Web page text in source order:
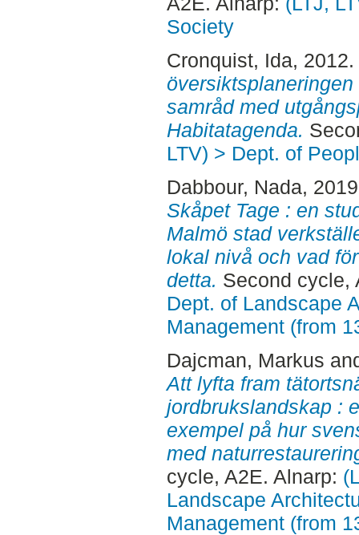
Society
Cronquist, Ida, 2012.
samråd med
Habitatagenda.
LTV) > Dept. of
Dabbour, Nada,
Skåpet Tage : en
Malmö stad
lokal nivå och vad
detta. Second cycle,
Dept. of Landscape
Management (from
Dajcman, Markus
Att lyfta fram
jordbrukslandskap :
exempel på hur
med
cycle, A2E. Alnarp:
Landscape
Management (from